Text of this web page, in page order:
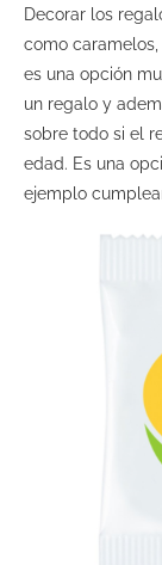
Decorar los
como
es una opción
un regalo y
sobre todo si el
edad. Es una
ejemplo